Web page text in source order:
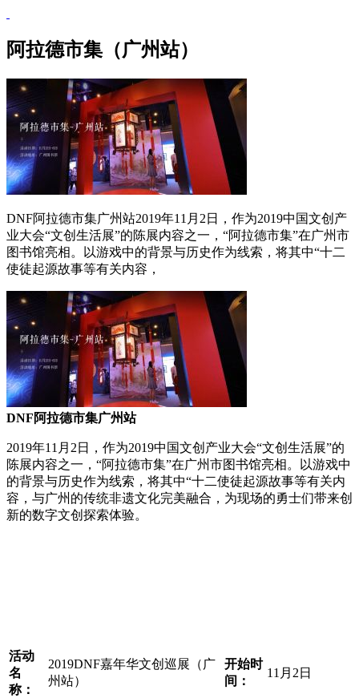
阿拉德市集（广州站）
DNF阿拉德市集广州站2019年11月2日，作为2019中国文创产
业大会“文创生活展”的陈展内容之一，“阿拉德市集”在广州市
图书馆亮相。以游戏中的背景与历史作为线索，将其中“十二
使徒起源故事等有关内容，
DNF阿拉德市集广州站
2019年11月2日，作为2019中国文创产业大会“文创生活展”的
陈展内容之一，“阿拉德市集”在广州市图书馆亮相。以游戏中
的背景与历史作为线索，将其中“十二使徒起源故事等有关内
容，与广州的传统非遗文化完美融合，为现场的勇士们带来创
新的数字文创探索体验。
活动
名
称：
2019DNF嘉年华文创巡展（广
州站）
开始时
间：
11月2日